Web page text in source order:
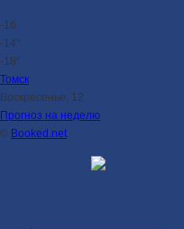
-16
-14°
-18°
Томск
Воскресенье, 12
Прогноз на неделю
© Booked.net